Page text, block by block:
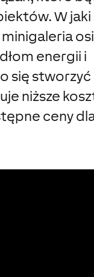
W
energii i
się stworzyć
niższe
ceny